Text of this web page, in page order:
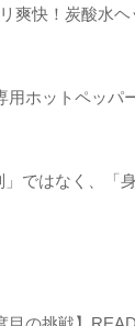
爽快！炭酸水
用ホットペッパ
」ではなく、「